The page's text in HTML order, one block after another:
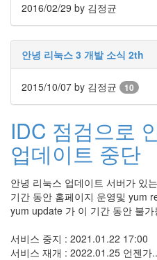
2016/02/29 by 김정균
안녕 리눅스 3 개발 소식 2th
2015/10/07 by 김정균 10
IDC 점검으로
업데이트 중단
안녕 리눅스 업데이트 서버가 있
기간 동안 홈페이지 운영및 yum
yum update 가 이 기간 동안 불
서비스 중지 : 2021.01.22 17:00
서비스 재개 : 2022.01.25 언젠가..
째
사
고
일
지
Tech
143
안
녕
리
눅
스
42
프
그
래